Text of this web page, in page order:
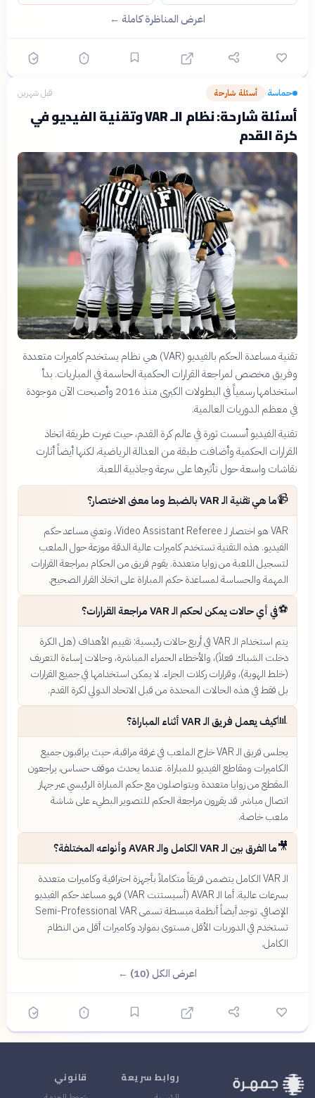
اعرض المناظرة كاملة ←
حماسة› أسئلة شارحة قبل شهرين
أسئلة شارحة: نظام الـ VAR وتقنية الفيديو في
كرة القدم
تقنية مساعدة الحكم بالفيديو (VAR) هي نظام يستخدم كاميرات متعددة
وفريق مخصص لمراجعة القرارات الحكمية الحاسمة في المباريات. بدأ
استخدامها رسمياً في البطولات الكبرى منذ 2016 وأصبحت الآن موجودة
في معظم الدوريات العالمية.
تقنية الفيديو أسست ثورة في عالم كرة القدم، حيث غيرت طريقة اتخاذ
القرارات الحكمية وأضافت طبقة من العدالة الرياضية، لكنها أيضاً أثارت
نقاشات واسعة حول تأثيرها على سرعة وجاذبية اللعبة.
📹ما هي تقنية الـ VAR بالضبط وما معنى الاختصار؟
VAR هو اختصار لـ Video Assistant Referee، وتعني مساعد حكم
الفيديو. هذه التقنية تستخدم كاميرات عالية الدقة موزعة حول الملعب
لتسجيل اللعبة من زوايا متعددة. يقوم فريق من الحكام بمراجعة القرارات
المهمة والحساسة لمساعدة حكم المباراة على اتخاذ القرار الصحيح.
⚽في أي حالات يمكن لحكم الـ VAR مراجعة القرارات؟
يتم استخدام الـ VAR في أربع حالات رئيسية: تقييم الأهداف (هل الكرة
دخلت الشباك فعلاً)، والأخطاء الحمراء المباشرة، وحالات إساءة التعريف
(خلط الهوية)، وقرارات ركلات الجزاء. لا يمكن استخدامها في جميع القرارات
بل فقط في هذه الحالات المحددة من قبل الاتحاد الدولي لكرة القدم.
📊كيف يعمل فريق الـ VAR أثناء المباراة؟
يجلس فريق الـ VAR خارج الملعب في غرفة مراقبة، حيث يراقبون جميع
الكاميرات ومقاطع الفيديو للمباراة. عندما يحدث موقف حساس، يراجعون
المقطع من زوايا متعددة ويتواصلون مع حكم المباراة الرئيسي عبر جهاز
اتصال مباشر. قد يقررون مراجعة الحكم للتصوير البطيء على شاشة
ملعب خاصة.
🎥ما الفرق بين الـ VAR الكامل والـ AVAR وأنواعه المختلفة؟
الـ VAR الكامل يتضمن فريقاً متكاملاً بأجهزة احترافية وكاميرات متعددة
بسرعات عالية. أما الـ AVAR (أسيستنت VAR) فهو مساعد حكم الفيديو
الإضافي. توجد أيضاً أنظمة مبسطة تسمى Semi-Professional VAR
تستخدم في الدوريات الأقل مستوى بموارد وكاميرات أقل من النظام
الكامل.
اعرض الكل (10) ←
روابط سريعة قانوني